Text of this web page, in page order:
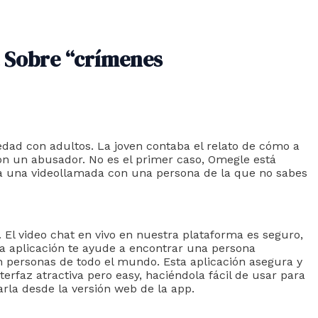
“crímenes
con adultos. La joven contaba el relato de cómo a
abusador. No es el primer caso, Omegle está
videollamada con una persona de la que no sabes
video chat en vivo en nuestra plataforma es seguro,
aplicación te ayude a encontrar una persona
de todo el mundo. Esta aplicación asegura y
atractiva pero easy, haciéndola fácil de usar para
desde la versión web de la app.